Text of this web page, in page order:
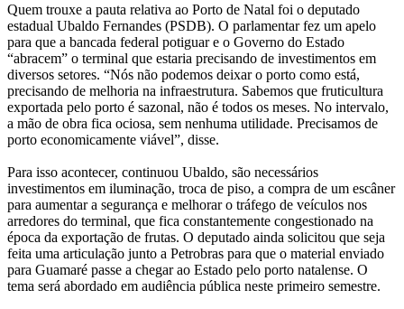
Quem trouxe a pauta relativa ao Porto de Natal foi o deputado
estadual Ubaldo Fernandes (PSDB). O parlamentar fez um apelo
para que a bancada federal potiguar e o Governo do Estado
“abracem” o terminal que estaria precisando de investimentos em
diversos setores. “Nós não podemos deixar o porto como está,
precisando de melhoria na infraestrutura. Sabemos que fruticultura
exportada pelo porto é sazonal, não é todos os meses. No intervalo,
a mão de obra fica ociosa, sem nenhuma utilidade. Precisamos de
porto economicamente viável”, disse.
Para isso acontecer, continuou Ubaldo, são necessários
investimentos em iluminação, troca de piso, a compra de um escâner
para aumentar a segurança e melhorar o tráfego de veículos nos
arredores do terminal, que fica constantemente congestionado na
época da exportação de frutas. O deputado ainda solicitou que seja
feita uma articulação junto a Petrobras para que o material enviado
para Guamaré passe a chegar ao Estado pelo porto natalense. O
tema será abordado em audiência pública neste primeiro semestre.